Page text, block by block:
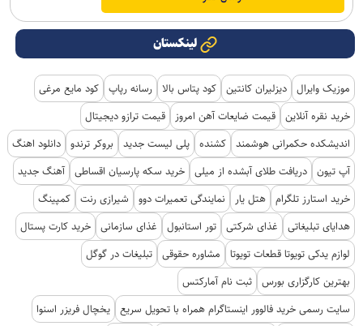
لینکستان
موزیک وایرال دیزلیران کانتین کود پتاس بالا رسانه رپاپ کود مایع مرغی
خرید نقره آنلاین قیمت ضایعات آهن امروز
قیمت ترازو دیجیتال
اندیشکده حکمرانی هوشمند کشنده پلی لیست جدید بروکر ترندو دانلود اهنگ
آپ تیون دریافت طلای آبشده از میلی خرید سکه پارسیان اقساطی آهنگ جدید
خرید استارز تلگرام هتل یار نمایندگی تعمیرات دوو شیرازی رنت کمپینگ
هدایای تبلیغاتی
غذای شرکتی تور استانبول غذای سازمانی خرید کارت پستال
لوازم یدکی تویوتا قطعات تویوتا
مشاوره حقوقی تبلیغات در گوگل
بهترین کارگزاری بورس ثبت نام آمارکتس
سایت رسمی خرید فالوور اینستاگرام همراه با تحویل سریع یخچال فریزر اسنوا